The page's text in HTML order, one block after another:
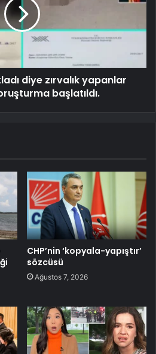
diye zırvalık yapanlar
başlatıldı.
CHP’nin ‘kopyala-yapıştır’
sözcüsü
Ağustos 7, 2026